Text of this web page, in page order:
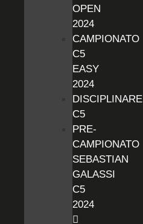
OPEN
2024
CAMPIONATO
C5
EASY
2024
DISCIPLINARE
C5
PRE-
CAMPIONATO
SEBASTIAN
GALASSI
C5
2024